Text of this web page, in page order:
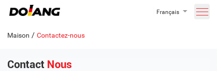
Français
Maison / Contactez-nous
Contact Nous